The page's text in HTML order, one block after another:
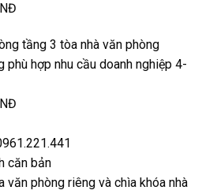
tầng 3 tòa nhà văn phòng
hợp nhu cầu doanh nghiệp 4-
căn bản
văn phòng riêng và chìa khóa nhà